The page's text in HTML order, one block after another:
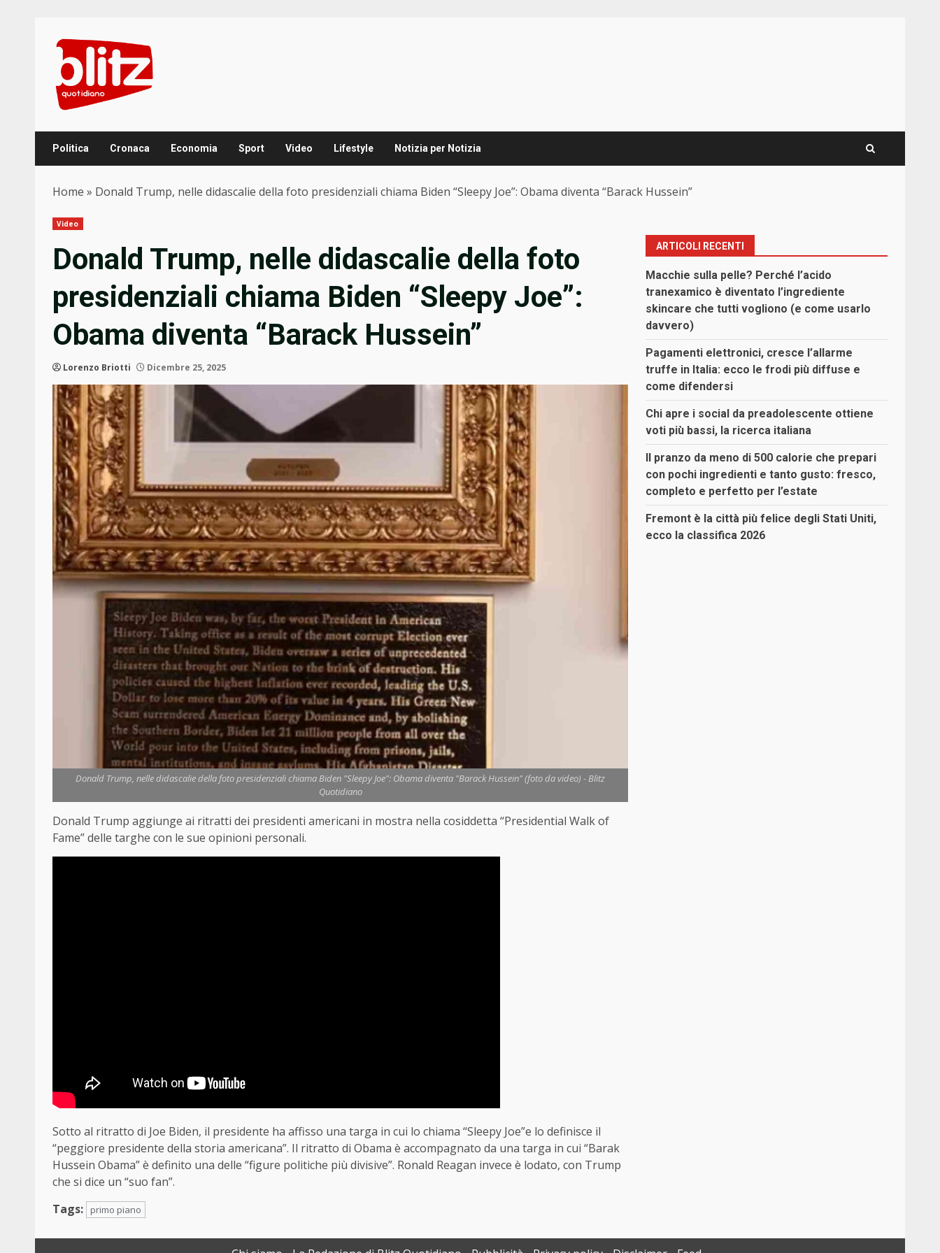
content
Politica Cronaca Economia Sport Video Lifestyle Notizia per Notizia
Home » Donald Trump, nelle didascalie della foto presidenziali chiama Biden “Sleepy Joe”: Obama diventa “Barack Hussein”
Video
Donald Trump, nelle didascalie della foto
presidenziali chiama Biden “Sleepy Joe”:
Obama diventa “Barack Hussein”
Lorenzo Briotti Dicembre 25, 2025
Donald Trump, nelle didascalie della foto presidenziali chiama Biden "Sleepy Joe": Obama diventa "Barack Hussein" (foto da video) - Blitz
Quotidiano
Donald Trump aggiunge ai ritratti dei presidenti americani in mostra nella cosiddetta “Presidential Walk of
Fame” delle targhe con le sue opinioni personali.
Sotto al ritratto di Joe Biden, il presidente ha affisso una targa in cui lo chiama “Sleepy Joe”e lo definisce il
“peggiore presidente della storia americana”. Il ritratto di Obama è accompagnato da una targa in cui “Barak
Hussein Obama” è definito una delle “figure politiche più divisive”. Ronald Reagan invece è lodato, con Trump
che si dice un “suo fan”.
Tags:
primo piano
ARTICOLI RECENTI
Macchie sulla pelle? Perché l’acido
tranexamico è diventato l’ingrediente
skincare che tutti vogliono (e come usarlo
davvero)
Pagamenti elettronici, cresce l’allarme
truffe in Italia: ecco le frodi più diffuse e
come difendersi
Chi apre i social da preadolescente ottiene
voti più bassi, la ricerca italiana
Il pranzo da meno di 500 calorie che prepari
con pochi ingredienti e tanto gusto: fresco,
completo e perfetto per l’estate
Fremont è la città più felice degli Stati Uniti,
ecco la classifica 2026